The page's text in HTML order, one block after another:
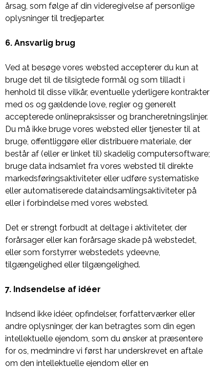
årsag, som følge af din videregivelse af personlige
oplysninger til tredjeparter.
6. Ansvarlig brug
Ved at besøge vores websted accepterer du kun at
bruge det til de tilsigtede formål og som tilladt i
henhold til disse vilkår, eventuelle yderligere kontrakter
med os og gældende love, regler og generelt
accepterede onlinepraksisser og brancheretningslinjer.
Du må ikke bruge vores websted eller tjenester til at
bruge, offentliggøre eller distribuere materiale, der
består af (eller er linket til) skadelig computersoftware;
bruge data indsamlet fra vores websted til direkte
markedsføringsaktiviteter eller udføre systematiske
eller automatiserede dataindsamlingsaktiviteter på
eller i forbindelse med vores websted.
Det er strengt forbudt at deltage i aktiviteter, der
forårsager eller kan forårsage skade på webstedet,
eller som forstyrrer webstedets ydeevne,
tilgængelighed eller tilgængelighed.
7. Indsendelse af idéer
Indsend ikke idéer, opfindelser, forfatterværker eller
andre oplysninger, der kan betragtes som din egen
intellektuelle ejendom, som du ønsker at præsentere
for os, medmindre vi først har underskrevet en aftale
om den intellektuelle ejendom eller en